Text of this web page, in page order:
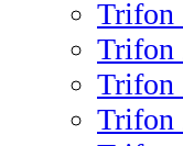
Trifon
Trifon
Trifon
Trifon